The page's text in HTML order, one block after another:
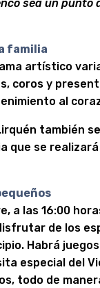
sea un
familia
artístico
coros y
al
también
que se
a las 16:00
de los
Habrá
especial del
todo de